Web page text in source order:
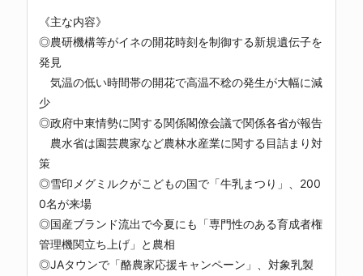
《主な内容》
◎農研機構等がイネの開花時刻を制御する新規遺伝子を
発見
気温の低い時間帯の開花で高温不稔の発生が大幅に減
少
◎政府中東情勢に関する関係閣僚会議で関係各省が報告
農水省は園芸農家など農林水産業に関する目詰まり対
策
◎雪印メグミルクがこどもの国で「牛乳まつり」、200
0名が来場
◎国産ブランド流出で今夏にも「専門性のある育成者権
管理機関立ち上げ」と農相
◎JAタウンで「酪農家応援キャンペーン」、対象乳製